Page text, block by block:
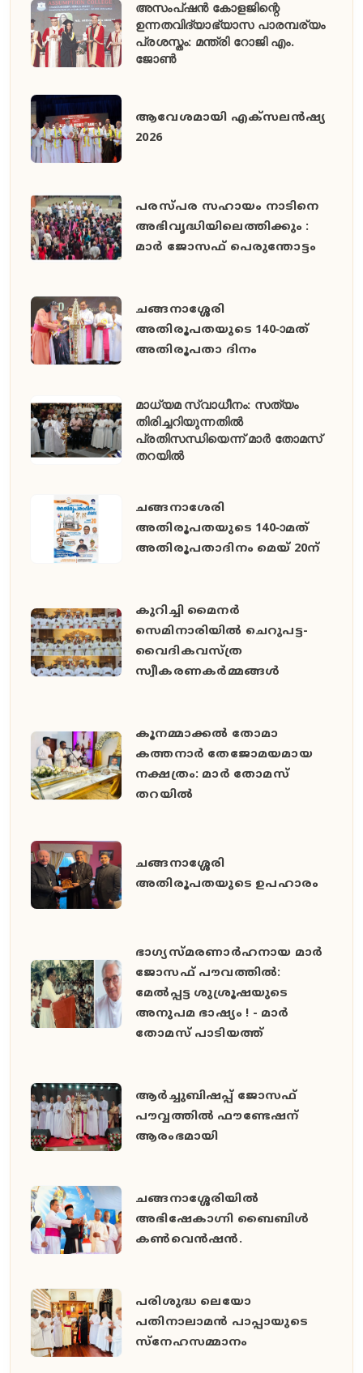
അസംപ്ഷൻ കോളജിന്റെ
ഉന്നതവിദ്യാഭ്യാസ പാരമ്പര്യം
പ്രശസ്തം: മന്ത്രി റോജി എം.
ജോൺ
ആവേശമായി എക്സലൻഷ്യ
2026
പരസ്പര സഹായം നാടിനെ
അഭിവൃദ്ധിയിലെത്തിക്കും :
മാർ ജോസഫ് പെരുന്തോട്ടം
ചങ്ങനാശ്ശേരി
അതിരൂപതയുടെ 140-ാമത്
അതിരൂപതാ ദിനം
മാധ്യമ സ്വാധീനം: സത്യം
തിരിച്ചറിയുന്നതിൽ
പ്രതിസന്ധിയെന്ന് മാർ തോമസ്
തറയിൽ
ചങ്ങനാശേരി
അതിരൂപതയുടെ 140-ാമത്
അതിരൂപതാദിനം മെയ് 20ന്
കുറിച്ചി മൈനർ
സെമിനാരിയിൽ ചെറുപട്ട-
വൈദികവസ്ത്ര
സ്വീകരണകർമ്മങ്ങൾ
കൂനമ്മാക്കൽ തോമാ
കത്തനാർ തേജോമയമായ
നക്ഷത്രം: മാർ തോമസ്
തറയിൽ
ചങ്ങനാശ്ശേരി
അതിരൂപതയുടെ ഉപഹാരം
ഭാഗ്യസ്മരണാർഹനായ മാർ
ജോസഫ് പൗവത്തിൽ:
മേൽപ്പട്ട ശുശ്രൂഷയുടെ
അനുപമ ഭാഷ്യം ! - മാർ
തോമസ് പാടിയത്ത്
ആർച്ചുബിഷപ്പ് ജോസഫ്
പൗവ്വത്തിൽ ഫൗണ്ടേഷന്
ആരംഭമായി
ചങ്ങനാശ്ശേരിയിൽ
അഭിഷേകാഗ്നി ബൈബിൾ
കൺവെൻഷൻ.
പരിശുദ്ധ ലെയോ
പതിനാലാമൻ പാപ്പായുടെ
സ്നേഹസമ്മാനം